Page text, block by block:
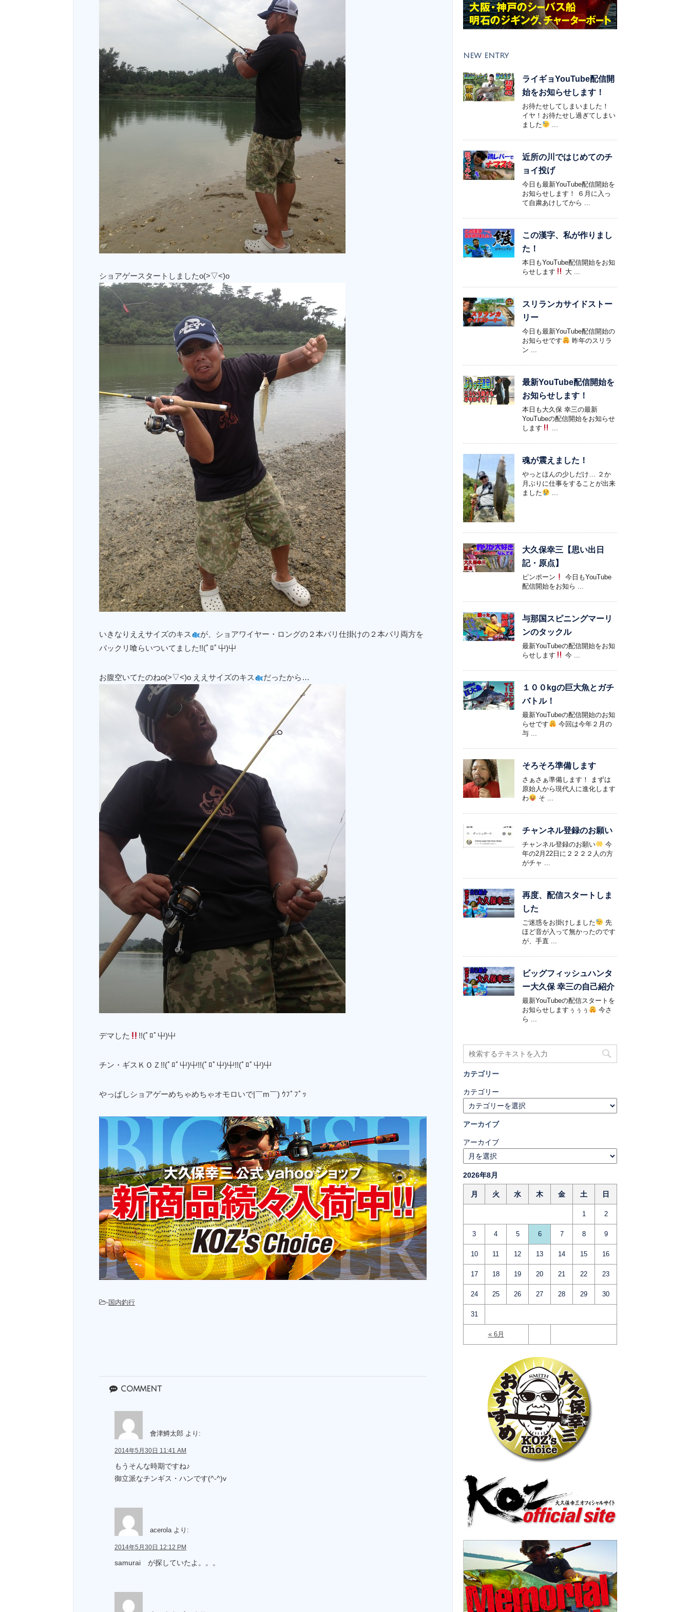
ショアゲースタートしましたo(>▽<)o
いきなりええサイズのキス
が、ショアワイヤー・ロングの２本バリ仕掛けの２本バリ両方を
バックリ喰らいついてました!!(ﾟﾛﾟ屮)屮
お腹空いてたのねo(>▽<)o ええサイズのキス だったから…
デマした !!(ﾟﾛﾟ屮)屮
チン・ギスＫＯＺ!!(ﾟﾛﾟ屮)屮!!(ﾟﾛﾟ屮)屮!!(ﾟﾛﾟ屮)屮
やっぱしショアゲーめちゃめちゃオモロいで|￣m￣) ｳﾌﾟﾌﾟｯ
-国内釣行
comment
會津鱒太郎 より:
2014年5月30日 11:41 AM
もうそんな時期ですね♪
御立派なチンギス・ハンです(^-^)v
acerola より:
2014年5月30日 12:12 PM
samurai が探していたよ。。。
NEW ENTRY
ライギョYouTube配信開
始をお知らせします！
お待たせしてしまいました！
イヤ！お待たせし過ぎてしまい
ました
...
近所の川ではじめてのチ
ョイ投げ
今日も最新YouTube配信開始を
お知らせします！ ６月に入っ
て自粛あけしてから ...
この漢字、私が作りまし
た！
本日もYouTube配信開始をお知
らせします
大 ...
スリランカサイドストー
リー
今日も最新YouTube配信開始の
お知らせです
昨年のスリラ
ン ...
最新YouTube配信開始を
お知らせします！
本日も大久保 幸三の最新
YouTubeの配信開始をお知らせ
します
...
魂が震えました！
やっとほんの少しだけ… ２か
月ぶりに仕事をすることが出来
ました
...
大久保幸三【思い出日
記・原点】
ピンポーン
今日もYouTube
配信開始をお知ら ...
与那国スピニングマーリ
ンのタックル
最新YouTubeの配信開始をお知
らせします
今 ...
１００kgの巨大魚とガチ
バトル！
最新YouTubeの配信開始のお知
らせです
今回は今年２月の
与 ...
そろそろ準備します
さぁさぁ準備します！ まずは
原始人から現代人に進化します
わ
そ ...
チャンネル登録のお願い
チャンネル登録のお願い
今
年の2月22日に２２２２人の方
がチャ ...
再度、配信スタートしま
した
ご迷惑をお掛けしました
先
ほど音が入って無かったのです
が、手直 ...
ビッグフィッシュハンタ
ー大久保 幸三の自己紹介
最新YouTubeの配信スタートを
お知らせしますぅぅぅ
今さ
ら ...
カテゴリー
カテゴリー
アーカイブ
アーカイブ
2026年8月
月 火 水 木 金 土 日
« 6月
1 2
3 4 5 6 7 8 9
10 11 12 13 14 15 16
17 18 19 20 21 22 23
24 25 26 27 28 29 30
31